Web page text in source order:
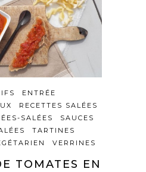
ENTRÉE
RECETTES SALÉES
SALÉES
SAUCES
TARTINES
VERRINES
TOMATES EN